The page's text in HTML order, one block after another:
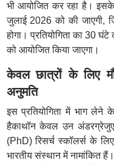
भी आयोजित कर रहा है। इसके
जुलाई 2026 को की
होगा। प्रतियोगिता का 30
को आयोजित किया जाएगा।
केवल छात्रों के लिए
अनुमति
इस प्रतियोगिता में भाग
हैकाथॉन केवल उन
(PhD) रिसर्च स्कॉलर्स के
भारतीय संस्थान में नामांकित